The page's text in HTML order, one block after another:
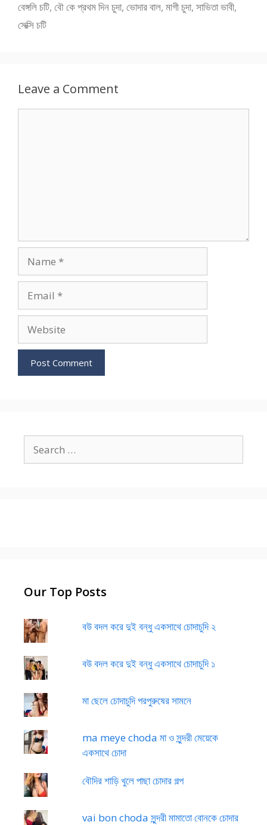
বেঙ্গলি চটি, বৌ কে প্রথম দিন চুদা, ভোদার বাল, মাগী চুদা, সাভিতা ভাবী,
সেক্সি চটি
Leave a Comment
for:
Our Top Posts
বউ বদল করে দুই বন্ধু একসাথে চোদাচুদি ২
বউ বদল করে দুই বন্ধু একসাথে চোদাচুদি ১
মা ছেলে চোদাচুদি পরপুরুষের সামনে
ma meye choda মা ও সুন্দরী মেয়েকে
একসাথে চোদা
বৌদির শাড়ি খুলে পাছা চোদার গল্প
vai bon choda সুন্দরী মামাতো বোনকে চোদার